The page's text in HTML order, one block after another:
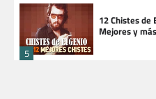
5
12 Chistes de
Mejores y